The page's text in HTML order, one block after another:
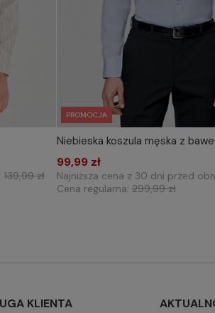
139,99 zł
PROMOCJA
WYBIERZ ROZMIAR DO
Niebieska koszula męska z
99,99 zł
Najniższa cena z 30 dni przed
Cena regularna:299,99 zł
KLIENTA